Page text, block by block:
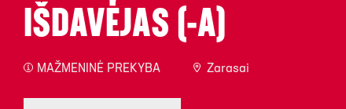
IŠDAVĖJAS (-A)
MAŽMENINĖ PREKYBA Zarasai